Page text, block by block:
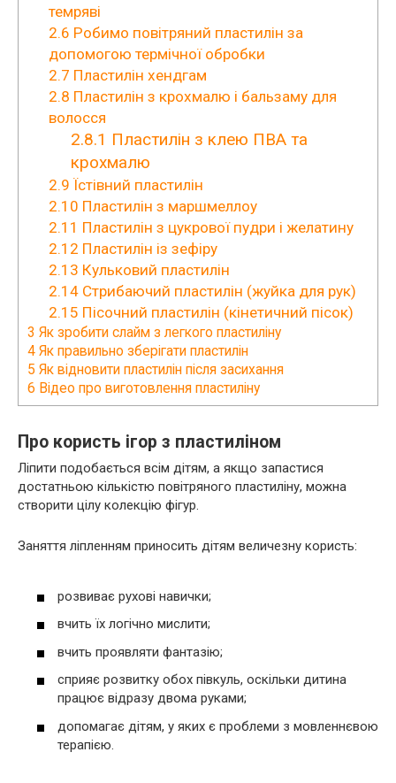
темряві
2.6 Робимо повітряний пластилін за
допомогою термічної обробки
2.7 Пластилін хендгам
2.8 Пластилін з крохмалю і бальзаму для
волосся
2.8.1 Пластилін з клею ПВА та
крохмалю
2.9 Їстівний пластилін
2.10 Пластилін з маршмеллоу
2.11 Пластилін з цукрової пудри і желатину
2.12 Пластилін із зефіру
2.13 Кульковий пластилін
2.14Стрибаючий пластилін (жуйка для рук)
2.15 Пісочний пластилін (кінетичний пісок)
3 Як зробити слайм з легкого пластиліну
4 Як правильно зберігати пластилін
5 Як відновити пластилін після засихання
6 Відео про виготовлення пластиліну
Про користь ігор з пластиліном
Ліпити подобається всім дітям, а якщо запастися
достатньою кількістю повітряного пластиліну, можна
створити цілу колекцію фігур.
Заняття ліпленням приносить дітям величезну користь:
розвиває рухові навички;
вчить їх логічно мислити;
вчить проявляти фантазію;
сприяє розвитку обох півкуль, оскільки дитина
працює відразу двома руками;
допомагає дітям, у яких є проблеми з мовленнєвою
терапією.